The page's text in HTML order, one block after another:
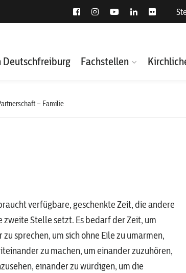
Deutschfreiburg Fachstellen
– Familie
verfügbare, geschenkte Zeit, die andere
zweite Stelle setzt. Es bedarf der Zeit, um
sprechen, um sich ohne Eile zu umarmen,
zu machen, um einander zuzuhören,
einander zu würdigen, um die